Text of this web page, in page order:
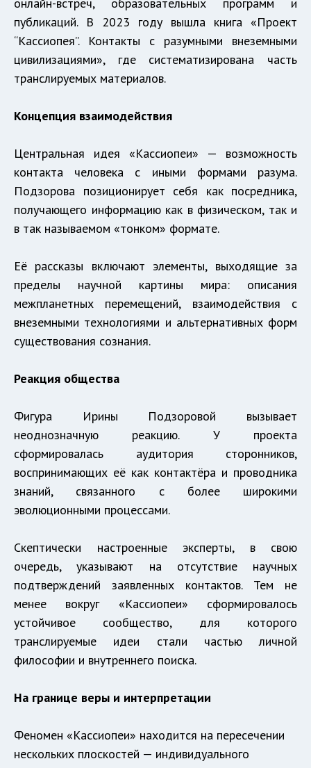
онлайн-встреч, образовательных программ и
публикаций. В 2023 году вышла книга «Проект
“Кассиопея”. Контакты с разумными внеземными
цивилизациями», где систематизирована часть
транслируемых материалов.
Концепция взаимодействия
Центральная идея «Кассиопеи» — возможность
контакта человека с иными формами разума.
Подзорова позиционирует себя как посредника,
получающего информацию как в физическом, так и
в так называемом «тонком» формате.
Её рассказы включают элементы, выходящие за
пределы научной картины мира: описания
межпланетных перемещений, взаимодействия с
внеземными технологиями и альтернативных форм
существования сознания.
Реакция общества
Фигура Ирины Подзоровой вызывает
неоднозначную реакцию. У проекта
сформировалась аудитория сторонников,
воспринимающих её как контактёра и проводника
знаний, связанного с более широкими
эволюционными процессами.
Скептически настроенные эксперты, в свою
очередь, указывают на отсутствие научных
подтверждений заявленных контактов. Тем не
менее вокруг «Кассиопеи» сформировалось
устойчивое сообщество, для которого
транслируемые идеи стали частью личной
философии и внутреннего поиска.
На границе веры и интерпретации
Феномен «Кассиопеи» находится на пересечении
нескольких плоскостей — индивидуального